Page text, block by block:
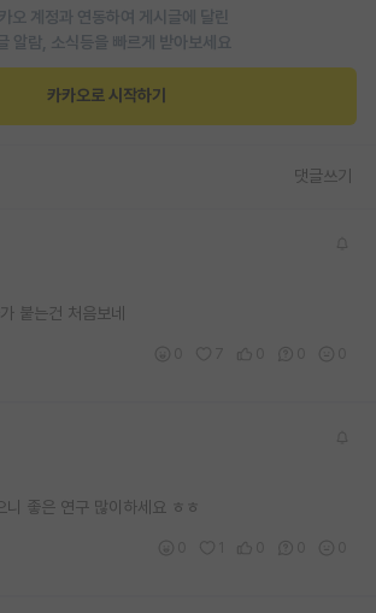
오 계정과 연동하여 게시글에 달린
알람, 소식등을 빠르게 받아보세요
카카오로 시작하기
댓글쓰기
붙는건 처음보네
니 좋은 연구 많이하세요 ㅎㅎ